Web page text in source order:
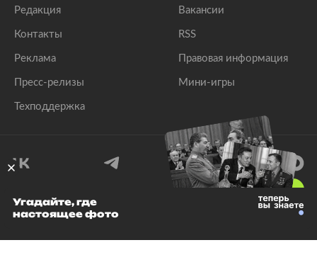
Редакция
Контакты
Реклама
Пресс-релизы
Техподдержка
Вакансии
RSS
Правовая информация
Мини-игры
© 1999–2026 Все права защищены.
Угадайте, где
настоящее фото